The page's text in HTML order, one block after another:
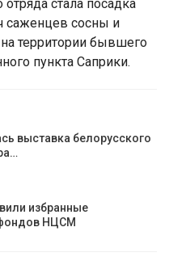
стала посадка
саженцев сосны и
территории бывшего
пункта Саприки.
выставка белорусского
избранные
НЦСМ